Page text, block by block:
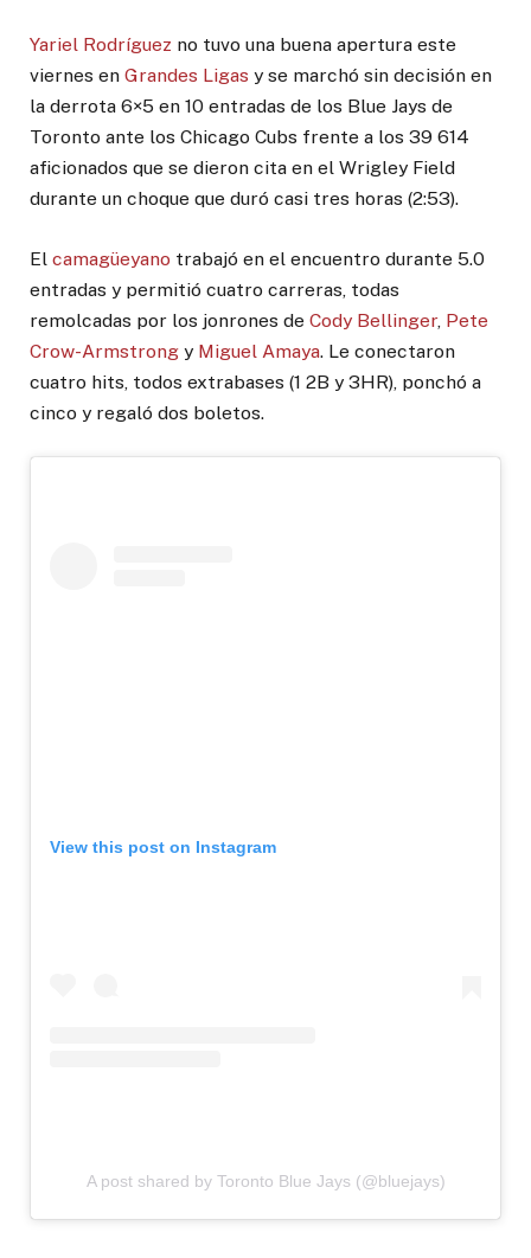
Yariel Rodríguez no tuvo una buena apertura este
viernes en Grandes Ligas y se marchó sin decisión en
la derrota 6×5 en 10 entradas de los Blue Jays de
Toronto ante los Chicago Cubs frente a los 39 614
aficionados que se dieron cita en el Wrigley Field
durante un choque que duró casi tres horas (2:53).
El camagüeyano trabajó en el encuentro durante 5.0
entradas y permitió cuatro carreras, todas
remolcadas por los jonrones de Cody Bellinger, Pete
Crow-Armstrong y Miguel Amaya. Le conectaron
cuatro hits, todos extrabases (1 2B y 3HR), ponchó a
cinco y regaló dos boletos.
View this post on Instagram
A post shared by Toronto Blue Jays (@bluejays)